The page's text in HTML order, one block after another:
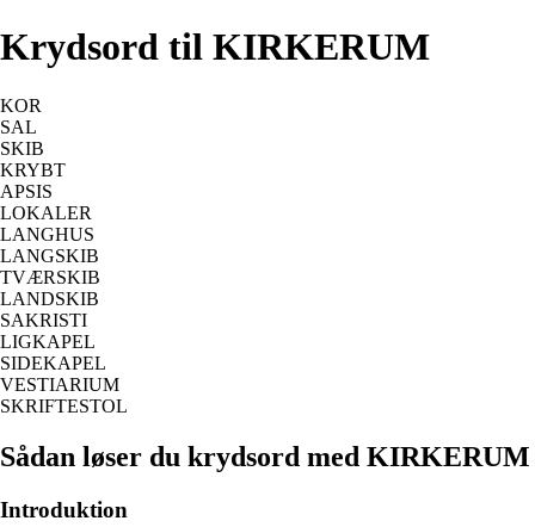
Krydsord til KIRKERUM
KOR
SAL
SKIB
KRYBT
APSIS
LOKALER
LANGHUS
LANGSKIB
TVÆRSKIB
LANDSKIB
SAKRISTI
LIGKAPEL
SIDEKAPEL
VESTIARIUM
SKRIFTESTOL
Sådan løser du krydsord med KIRKERUM
Introduktion